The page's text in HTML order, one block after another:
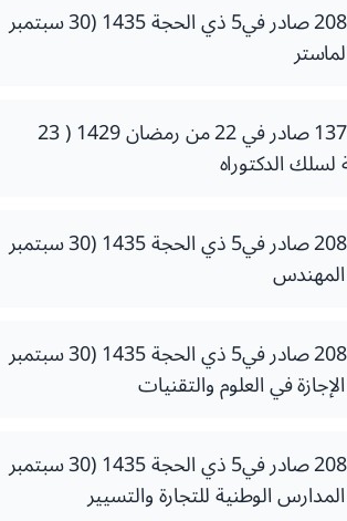
- قرار لوزير التعليم العالي والبحث العلمي وتكوين الأطر رقم 208314 صادر في5 ذي الحجة 1435 (30 سبتمبر
- قرار لوزير التعليم العالي والبحث العلمي وتكوين الأطر رقم 137107 صادر في 22 من رمضان 1429 ( 23
- قرار لوزير التعليم العالي والبحث العلمي وتكوين الأطر رقم 208814 صادر في5 ذي الحجة 1435 (30 سبتمبر
- قرار لوزير التعليم العالي والبحث العلمي وتكوين الأطر رقم 208414 صادر في5 ذي الحجة 1435 (30 سبتمبر
- قرار لوزير التعليم العالي والبحث العلمي وتكوين الأطر رقم 208614 صادر في5 ذي الحجة 1435 (30 سبتمبر